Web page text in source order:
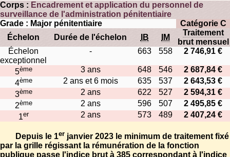
Corps : Encadrement et application du personnel de
surveillance de l'administration pénitentiaire
Grade : Major pénitentiaire
Catégorie C
Échelon
Durée de l'échelon IB IM
Traitement
brut mensuel
Échelon
exceptionnel
- 663 558 2 746,91 €
5ème 3 ans 648 546
2 687,84 €
4ème 2 ans et 6 mois 635 537
2 643,53 €
3ème 2 ans 622 527
2 594,31 €
2ème 2 ans 596 507
2 495,85 €
1er 2 ans 573 489 2 407,24 €
Depuis le 1er janvier 2023 le minimum de traitement fixé
par la grille régissant la rémunération de la fonction
publique passe l'indice brut à 385 correspondant à l'indice